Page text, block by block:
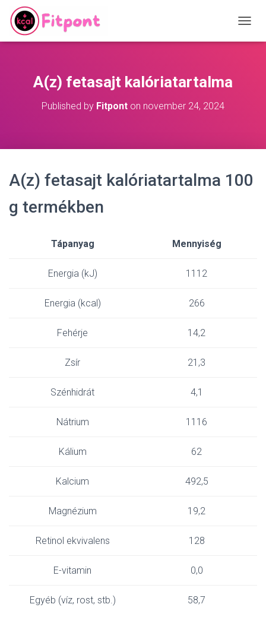
O
I
O
A(z) fetasajt kalóriatartalma
Published by Fitpont on november 24, 2024
A(z) fetasajt kalóriatartalma 100
g termékben
Tápanyag Mennyiség
Energia (kJ) 1112
Energia (kcal) 266
Fehérje 14,2
Zsír 21,3
Szénhidrát 4,1
Nátrium 1116
Kálium 62
Kalcium 492,5
Magnézium 19,2
Retinol ekvivalens 128
E-vitamin 0,0
Egyéb (víz, rost, stb.) 58,7